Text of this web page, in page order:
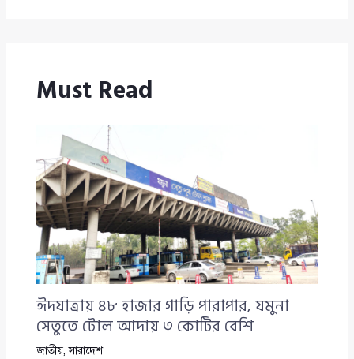
Must Read
ঈদযাত্রায় ৪৮ হাজার গাড়ি পারাপার, যমুনা
সেতুতে টোল আদায় ৩ কোটির বেশি
জাতীয়,সারাদেশ